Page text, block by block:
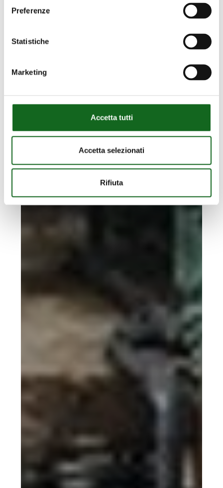
Preferenze
Statistiche
Marketing
Accetta tutti
Accetta selezionati
Rifiuta